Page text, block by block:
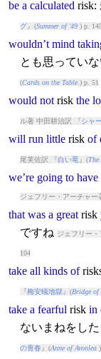
be a calculated risk:
グ』(Summer of '49) p.
wouldn’t mind
とも思ってい
(Cards on the Table) p. 51
would not risk the
ル著 中田耕治訳 『 シャ
will run little risk of
尾芙佐訳 『白い竜』(The
we’re going to have
ジェフリー・アーチャー
that was a great risk
ですね ジェフリー
104
take all kinds of risk
『梅安蟻地獄 』(Bridge of
take a fearful risk in
ないまねをし
の青春 』(Anne of Avonlea)